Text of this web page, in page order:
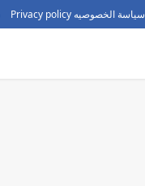
سياسة الخصوصيه Privacy policy